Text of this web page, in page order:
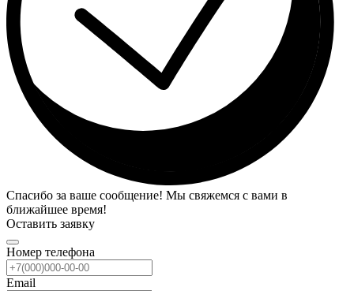
Спасибо за ваше сообщение! Мы свяжемся с вами в
ближайшее время!
Оставить заявку
Номер телефона
Email